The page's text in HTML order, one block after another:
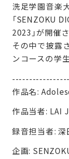
洗足学園音楽
「SENZOKU
2023」が開催
その中で披露
ンコースの学
作品名:
作品当者: LAI
録音担当者:
企画: